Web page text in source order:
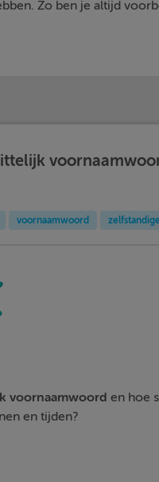
Zo ben je altijd
voornaamwoord
voornaamwoord en hoe
en tijden?